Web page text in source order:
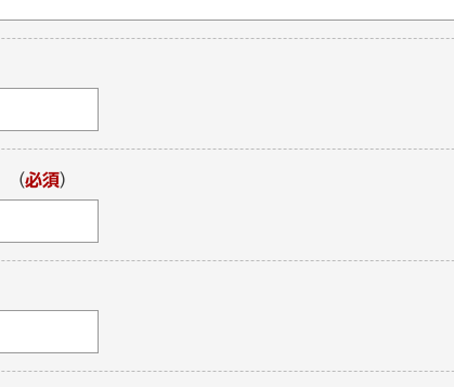
（必須）